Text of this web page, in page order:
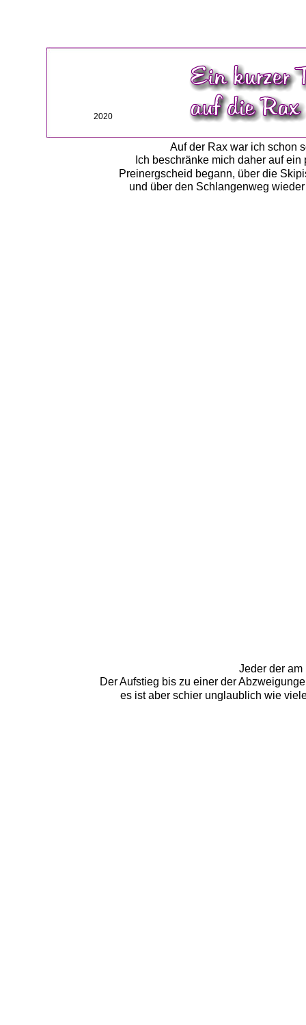
Auf der Rax war ich schon
Ich beschränke mich daher auf
Preinergscheid begann, über die
und über den Schlangenweg
2020
Jeder der
Der Aufstieg bis zu einer der
es ist aber schier unglaublich wie